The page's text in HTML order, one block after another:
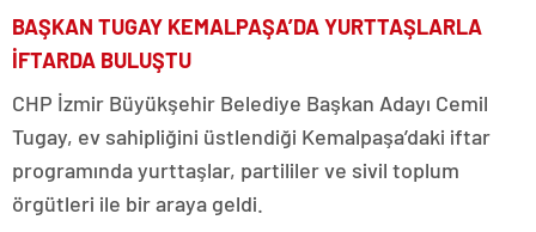
BAŞKAN TUGAY KEMALPAŞA’DA YURTTAŞLARLA
İFTARDA BULUŞTU
CHP İzmir Büyükşehir Belediye Başkan Adayı Cemil
Tugay, ev sahipliğini üstlendiği Kemalpaşa’daki iftar
programında yurttaşlar, partililer ve sivil toplum
örgütleri ile bir araya geldi.